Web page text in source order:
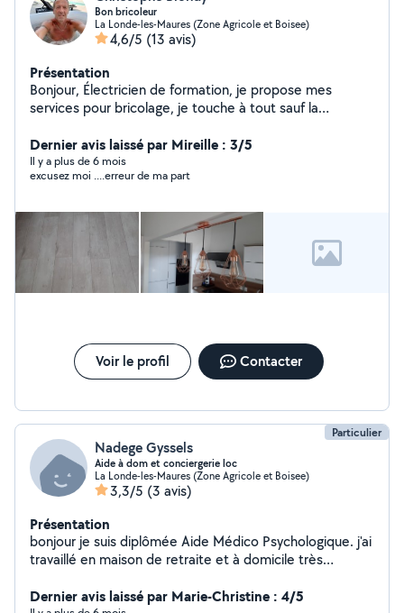
Bon bricoleur
La Londe-les-Maures (Zone Agricole et Boisee)
4,6/5 (13 avis)
Présentation
Bonjour, Électricien de formation, je propose mes
services pour bricolage, je touche à tout sauf la
louer mon outillage.
Dernier avis laissé par Mireille : 3/5
Il y a plus de 6 mois
excusez moi ....erreur de ma part
Voir le profil Contacter
Particulier
Nadege Gyssels
Aide à dom et conciergerie loc
La Londe-les-Maures (Zone Agricole et Boisee)
3,3/5 (3 avis)
Présentation
bonjour je suis diplômée Aide Médico Psychologique. j'ai
travaillé en maison de retraite et à domicile très
disponible, agréable, souriante, organisée et dévouée
Dernier avis laissé par Marie-Christine : 4/5